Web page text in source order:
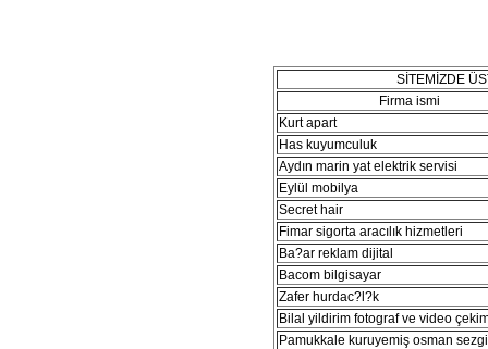
SİTEMİZDE
Firma ismi
Kurt apart
Has kuyumculuk
Aydın marin yat elektrik servisi
Eylül mobilya
Secret hair
Fimar sigorta aracılık hizmetleri
Ba?ar reklam dijital
Bacom bilgisayar
Zafer hurdac?l?k
Bilal yildirim fotograf ve video
Pamukkale kuruyemiş osman